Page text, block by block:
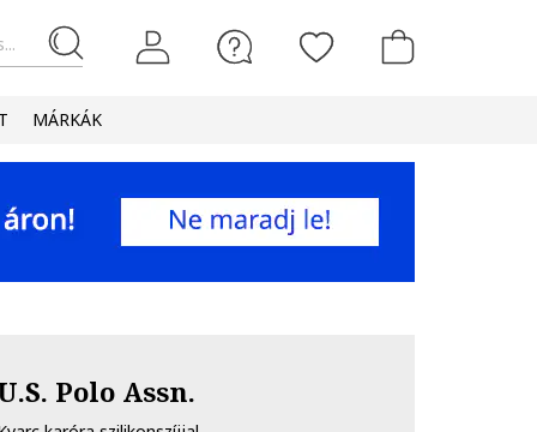
MÁRKÁK
Polo Assn.